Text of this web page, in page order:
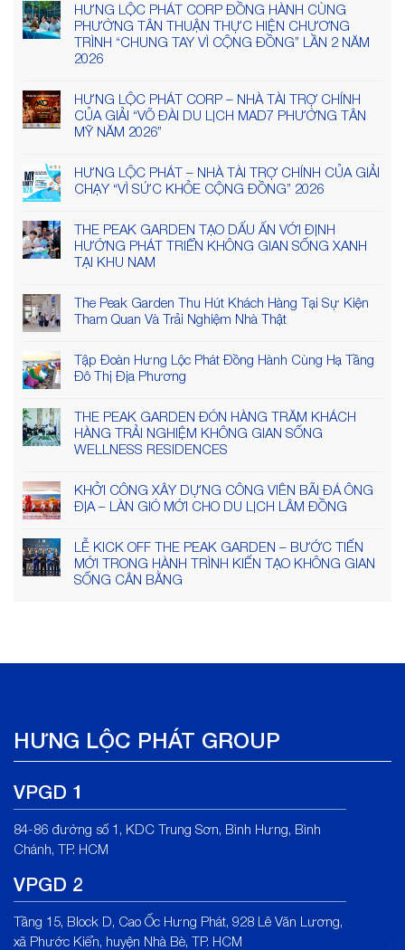
HƯNG LỘC PHÁT CORP ĐỒNG HÀNH CÙNG
PHƯỜNG TÂN THUẬN THỰC HIỆN CHƯƠNG
TRÌNH “CHUNG TAY VÌ CỘNG ĐỒNG” LẦN 2 NĂM
2026
HƯNG LỘC PHÁT CORP – NHÀ TÀI TRỢ CHÍNH
CỦA GIẢI “VÕ ĐÀI DU LỊCH MAD7 PHƯỜNG TÂN
MỸ NĂM 2026”
HƯNG LỘC PHÁT – NHÀ TÀI TRỢ CHÍNH CỦA GIẢI
CHẠY “VÌ SỨC KHỎE CỘNG ĐỒNG” 2026
THE PEAK GARDEN TẠO DẤU ẤN VỚI ĐỊNH
HƯỚNG PHÁT TRIỂN KHÔNG GIAN SỐNG XANH
TẠI KHU NAM
The Peak Garden Thu Hút Khách Hàng Tại Sự Kiện
Tham Quan Và Trải Nghiệm Nhà Thật
Tập Đoàn Hưng Lộc Phát Đồng Hành Cùng Hạ Tầng
Đô Thị Địa Phương
THE PEAK GARDEN ĐÓN HÀNG TRĂM KHÁCH
HÀNG TRẢI NGHIỆM KHÔNG GIAN SỐNG
WELLNESS RESIDENCES
KHỞI CÔNG XÂY DỰNG CÔNG VIÊN BÃI ĐÁ ÔNG
ĐỊA – LÀN GIÓ MỚI CHO DU LỊCH LÂM ĐỒNG
LỄ KICK OFF THE PEAK GARDEN – BƯỚC TIẾN
MỚI TRONG HÀNH TRÌNH KIẾN TẠO KHÔNG GIAN
SỐNG CÂN BẰNG
HƯNG LỘC PHÁT GROUP
VPGD 1
84-86 đường số 1, KDC Trung Sơn, Bình Hưng, Bình
Chánh, TP. HCM
VPGD 2
Tầng 15, Block D, Cao Ốc Hưng Phát, 928 Lê Văn Lương,
xã Phước Kiển, huyện Nhà Bè, TP. HCM